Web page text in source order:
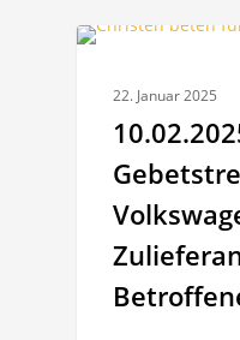
22. Januar 2025